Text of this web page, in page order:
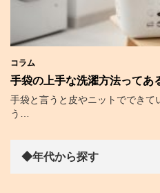
コラム
手袋の上手な洗濯方法ってあ
手袋と言うと皮やニットででき
う…
◆年代から探す